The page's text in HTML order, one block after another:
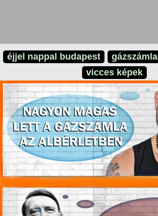
éjjel nappal budapest gázszámla
vicces képek